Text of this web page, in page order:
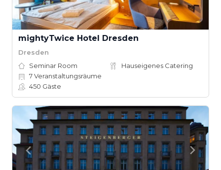
mightyTwice Hotel Dresden
Dresden
Seminar Room
Hauseigenes Catering
7Veranstaltungsräume
450 Gäste